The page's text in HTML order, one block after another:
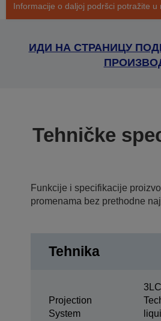
Informacije o daljoj podršci potražite u
ИДИ НА СТРАНИЦУ
Tehničke
Funkcije i specifikacije
promenama bez prethodne
Tehnika
Projection
System